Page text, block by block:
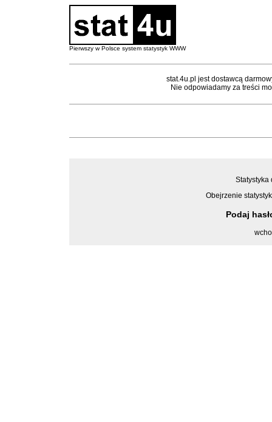
Pierwszy w Polsce system statystyk WWW
stat.4u.pl jest dostawcą
Nie odpowiadamy za treści
Obejrzenie
Podaj